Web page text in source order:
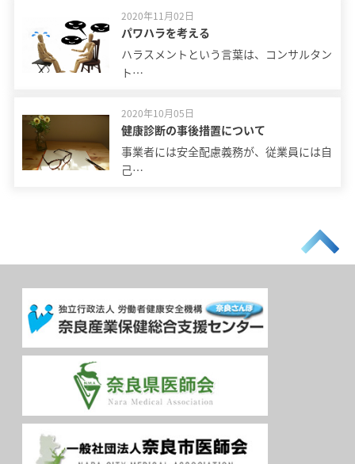
2020年11月02日
パワハラを考える
ハラスメントという言葉は、コンサルタン
ト…
2020年10月05日
健康診断の事後措置について
事業者には安全配慮義務が、従業員には自
己…